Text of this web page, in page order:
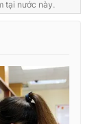
tại nước này.